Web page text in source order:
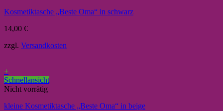
Kosmetiktasche „Beste Oma“ in schwarz
14,00 €
zzgl. Versandkosten
+
Schnellansicht
Nicht vorrätig
kleine Kosmetiktasche „Beste Oma“ in beige